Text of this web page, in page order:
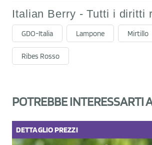
Italian Berry - Tutti i diritti
GDO-Italia Lampone Mirtillo
Ribes Rosso
POTREBBE INTERESSARTI
DETTAGLIOPREZZI